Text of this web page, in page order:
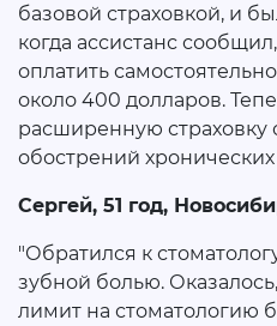
базовой страховкой, и
когда ассистанс
оплатить
около 400 долларов.
расширенную страховку
обострений
Сергей, 51 год,
"Обратился к
зубной болью.
лимит на стоматологию